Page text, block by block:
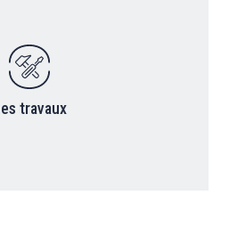
travaux